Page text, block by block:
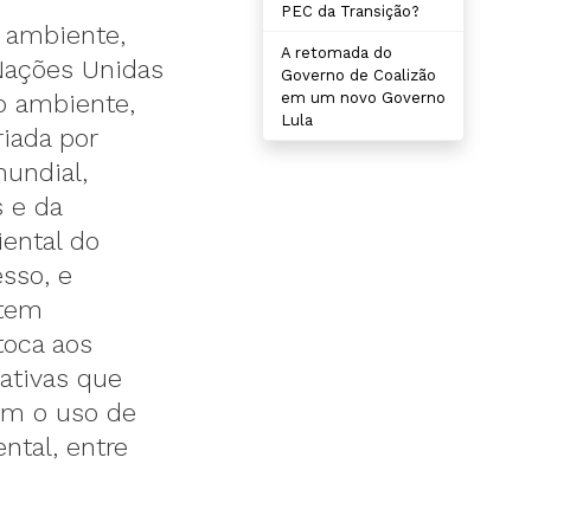
Unidas
ambiente,
por
e da
do
e
aos
que
o uso de
entre
PEC da Transição?
A retomada do
Governo de Coalizão
em um novo Governo
Lula